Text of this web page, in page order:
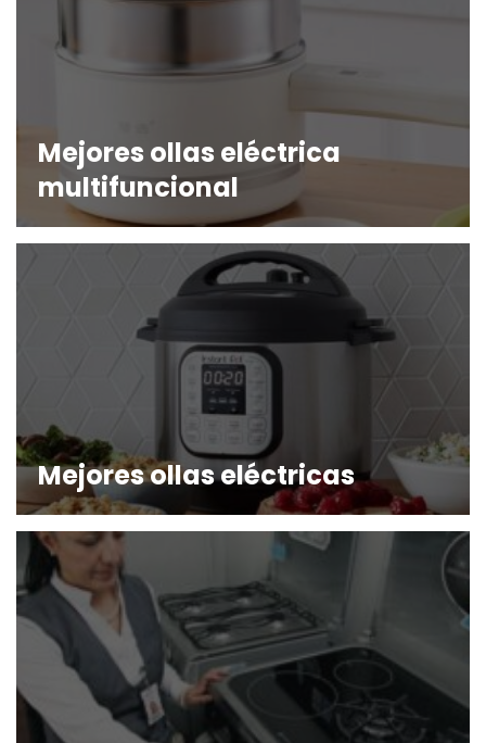
Mejores ollas eléctrica
multifuncional
Mejores ollas eléctricas